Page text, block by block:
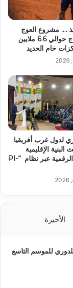
…. مشروع العوج
يستهدف إنتاج حوالي 6.6 ملايين
خام الحديد
لدول غرب أفريقيا
الإقليمية
للمدفوعات الرقمية عبر نظام “PI-
الأخيرة
للدوري للموسم التاسع